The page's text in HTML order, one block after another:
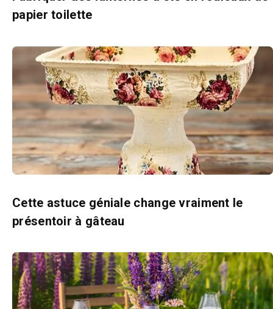
papier toilette
Cette astuce géniale change vraiment le
présentoir à gâteau